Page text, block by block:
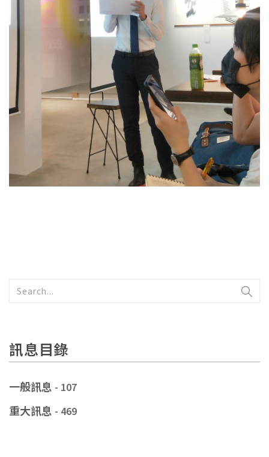
訊息目錄
一般訊息 - 107
重大訊息 - 469